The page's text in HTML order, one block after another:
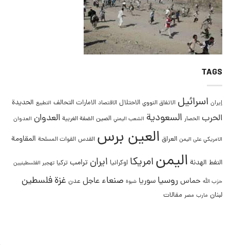
TAGS
إيران اسرائيل الاتفاق النووي الاحتلال الاقتصاد الامارات التحالف التطبيع الحديدة
الحرب الحصار السعودية الشعب اليمني الصين الضفة الغربية العدوان العدوان
الامريكي على اليمن العراق العين برس القدس القوات المسلحة المقاومة
النفط الهدنة اليمنامريكا اوكرانيا ايران ترامب تركيا تهجير الفلسطينيين
حزب الله حماس روسيا سوريا شبوة صنعاء عاجل عدن غزةفلسطين
لبنان مارب مصر مقالات